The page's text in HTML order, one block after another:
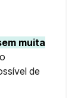
muita
de